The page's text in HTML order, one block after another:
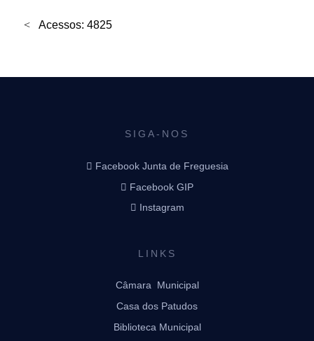
Acessos: 4825
SIGA-NOS
Facebook Junta de Freguesia
Facebook GIP
Instagram
LINKS
Câmara Municipal
Casa dos Patudos
Biblioteca Municipal